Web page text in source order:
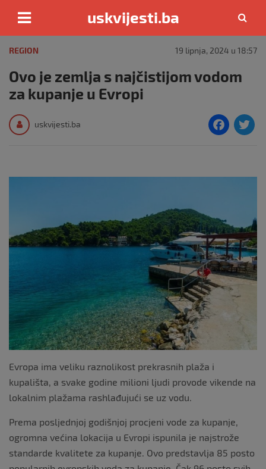
content
uskvijesti.ba
REGION 19 lipnja, 2024 u 18:57
Ovo je zemlja s najčistijom vodom
za kupanje u Evropi
uskvijesti.ba
F
e
o
o
k
Evropa ima veliku raznolikost prekrasnih plaža i
kupališta, a svake godine milioni ljudi provode vikende na
lokalnim plažama rashlađujući se uz vodu.
Prema posljednjoj godišnjoj procjeni vode za kupanje,
ogromna većina lokacija u Evropi ispunila je najstrože
standarde kvalitete za kupanje. Ovo predstavlja 85 posto